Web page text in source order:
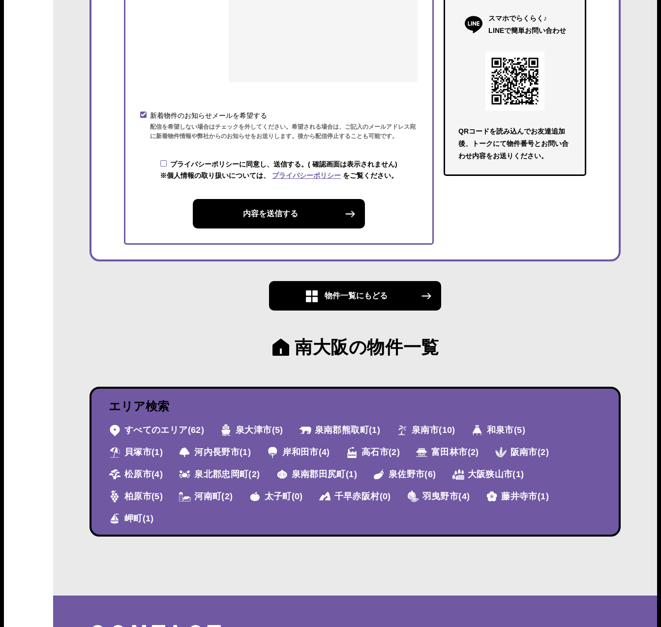
新着物件のお知らせメールを希望する
配信を希望しない場合はチェックを外してください。希望される場合は、ご記入のメールアドレス宛
に新着物件情報や弊社からのお知らせをお送りします。後から配信停止することも可能です。
プライバシーポリシーに同意し、送信する。( 確認画面は表示されません)
※個人情報の取り扱いについては、
プライバシーポリシー をご覧ください。
内容を送信する
スマホでらくらく♪
LINEで簡単お問い合わせ
QRコードを読み込んでお友達追加
後、トークにて物件番号とお問い合
わせ内容をお送りください。
物件一覧にもどる
南大阪の物件一覧
エリア検索
すべてのエリア(62) 泉大津市(5) 泉南郡熊取町 (1) 泉南市(10) 和泉市(5)
貝塚市(1) 河内長野市(1) 岸和田市(4) 高石市(2) 富田林市(2) 阪南市(2)
松原市(4) 泉北郡忠岡町 (2) 泉南郡田尻町 (1) 泉佐野市(6) 大阪狭山市(1)
柏原市(5) 河南町 (2) 太子町 (0) 千早赤阪村(0) 羽曳野市(4) 藤井寺市(1)
岬町 (1)